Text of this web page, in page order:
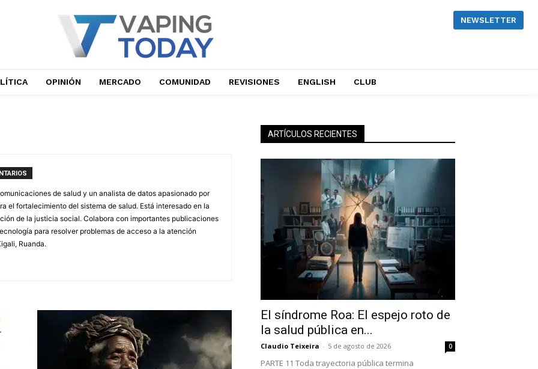
NEWSLETTER
OPINIÓN MERCADO COMUNIDAD REVISIONES ENGLISH CLUB
de salud y un analista de datos apasionado por
el fortalecimiento del sistema de salud. Está interesado en la
de la justicia social. Colabora con importantes publicaciones
para resolver problemas de acceso a la atención
Ruanda.
ARTÍCULOS RECIENTES
El síndrome Roa: El espejo roto de
la salud pública en...
Claudio Teixeira - 5 de agosto de 2026 0
PARTE 11 Toda trayectoria pública termina